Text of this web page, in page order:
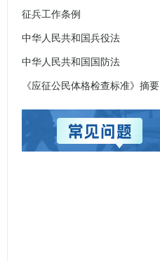
征兵工作条例
中华人民共和国兵役法
中华人民共和国国防法
《应征公民体格检查标准》摘要